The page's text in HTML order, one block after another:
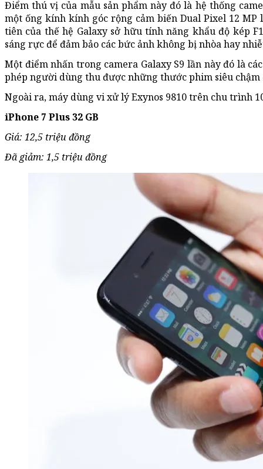
Điểm thú vị của mẫu sản phẩm này đó là hệ thống
một ống kính kính góc rộng cảm biến Dual Pixel 12
tiên của thế hệ Galaxy sở hữu tính năng khẩu độ kép
sáng rực để đảm bảo các bức ảnh không bị nhòa hay
Một điểm nhấn trong camera Galaxy S9 lần này đó là
phép người dùng thu được những thước phim siêu chậm
Ngoài ra, máy dùng vi xử lý Exynos 9810 trên chu trình
iPhone 7 Plus 32 GB
Giá: 12,5 triệu đồng
Đã giảm: 1,5 triệu đồng